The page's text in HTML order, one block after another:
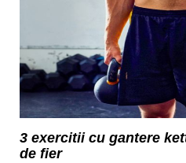
3 exercitii cu gantere
de fier